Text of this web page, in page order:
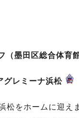
墨田区総合体育館
グレミーナ浜松
松をホームに迎え